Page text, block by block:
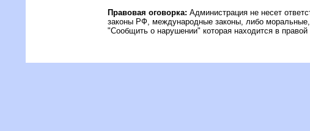
Правовая оговорка: Администрация не несет
законы РФ, международные законы, либо
"Сообщить о нарушении" которая находится в правой